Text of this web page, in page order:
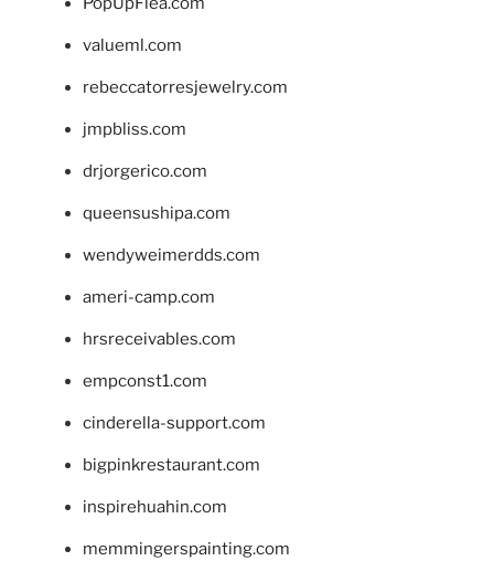
valueml.com
rebeccatorresjewelry.com
jmpbliss.com
drjorgerico.com
queensushipa.com
wendyweimerdds.com
ameri-camp.com
hrsreceivables.com
empconst1.com
cinderella-support.com
bigpinkrestaurant.com
inspirehuahin.com
memmingerspainting.com